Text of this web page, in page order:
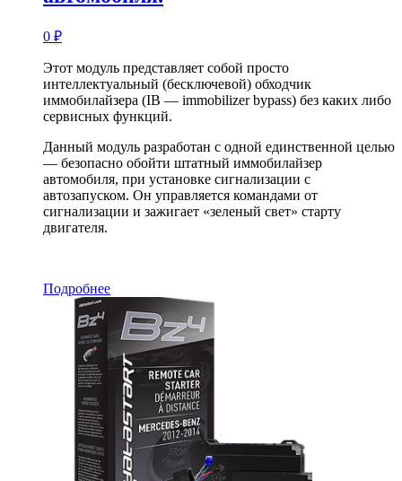
0 ₽
Этот модуль представляет собой просто
интеллектуальный (бесключевой) обходчик
иммобилайзера (IB — immobilizer bypass) без каких либо
сервисных функций.
Данный модуль разработан с одной единственной целью
— безопасно обойти штатный иммобилайзер
автомобиля, при установке сигнализации с
автозапуском. Он управляется командами от
сигнализации и зажигает «зеленый свет» старту
двигателя.
Подробнее